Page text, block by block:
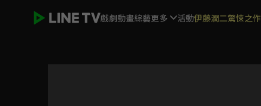
戲劇動畫綜藝更多 活動伊藤潤二驚悚之作